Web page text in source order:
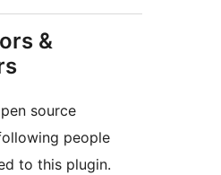
&
source
people
to this plugin.